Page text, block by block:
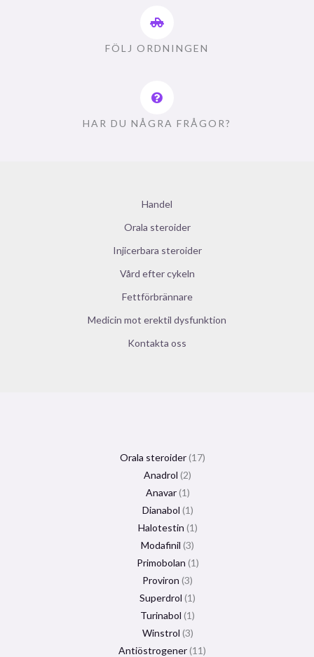
FÖLJ ORDNINGEN
HAR DU NÅGRA FRÅGOR?
Handel
Orala steroider
Injicerbara steroider
Vård efter cykeln
Fettförbrännare
Medicin mot erektil dysfunktion
Kontakta oss
Orala steroider 17
Anadrol 2
Anavar 1
Dianabol 1
Halotestin 1
Modafinil 3
Primobolan 1
Proviron 3
Superdrol 1
Turinabol 1
Winstrol 3
Antiöstrogener 11